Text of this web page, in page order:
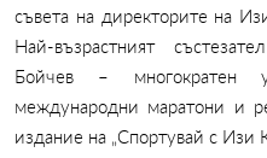
съвета на директорите на
Най-възрастният
Бойчев – многократен
международни маратони и
издание на „Спортувай с Изи